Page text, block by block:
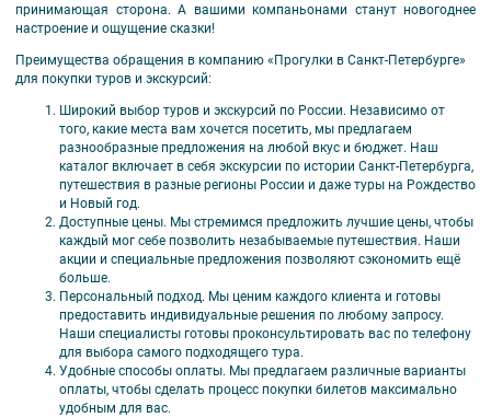
принимающая сторона. А вашими компаньонами станут новогоднее
настроение и ощущение сказки!
Преимущества обращения в компанию «Прогулки в Санкт-Петербурге»
для покупки туров и экскурсий:
Широкий выбор туров и экскурсий по России. Независимо от
того, какие места вам хочется посетить, мы предлагаем
разнообразные предложения на любой вкус и бюджет. Наш
каталог включает в себя экскурсии по истории Санкт-Петербурга,
путешествия в разные регионы России и даже туры на Рождество
и Новый год.
Доступные цены. Мы стремимся предложить лучшие цены, чтобы
каждый мог себе позволить незабываемые путешествия. Наши
акции и специальные предложения позволяют сэкономить ещё
больше.
Персональный подход. Мы ценим каждого клиента и готовы
предоставить индивидуальные решения по любому запросу.
Наши специалисты готовы проконсультировать вас по телефону
для выбора самого подходящего тура.
Удобные способы оплаты. Мы предлагаем различные варианты
оплаты, чтобы сделать процесс покупки билетов максимально
удобным для вас.